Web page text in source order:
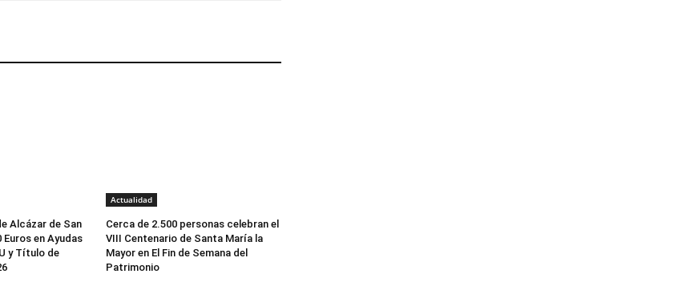
Alcázar de San
Euros en Ayudas
y Título de
Actualidad
Cerca de 2.500 personas celebran el
VIII Centenario de Santa María la
Mayor en El Fin de Semana del
Patrimonio